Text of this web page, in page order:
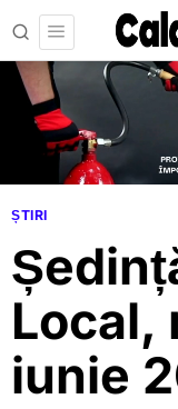
ȘTIRI
Local,
iunie